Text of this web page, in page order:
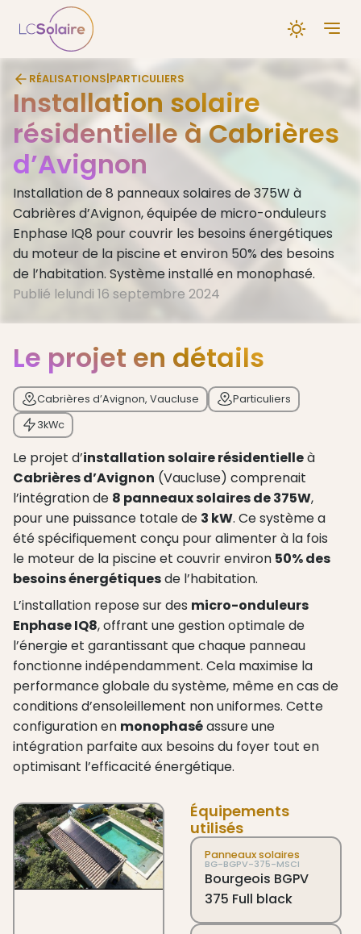
RÉALISATIONS PARTICULIERS
Installation solaire
résidentielle à Cabrières
d’Avignon
Installation de 8 panneaux solaires de 375W à
Cabrières d’Avignon, équipée de micro-onduleurs
Enphase IQ8 pour couvrir les besoins énergétiques
du moteur de la piscine et environ 50% des besoins
de l’habitation. Système installé en monophasé.
Publié lelundi 16 septembre 2024
Le projet en détails
Cabrières d’Avignon, Vaucluse
Particuliers
3kWc
Le projet d’installation solaire résidentielleà
Cabrières d’Avignon (Vaucluse) comprenait
l’intégration de 8 panneaux solaires de 375W,
pour une puissance totale de 3 kW. Ce système a
été spécifiquement conçu pour alimenter à la fois
le moteur de la piscine et couvrir environ 50% des
besoins énergétiquesde l’habitation.
L’installation repose sur des micro-onduleurs
Enphase IQ8, offrant une gestion optimale de
l’énergie et garantissant que chaque panneau
fonctionne indépendamment. Cela maximise la
performance globale du système, même en cas de
conditions d’ensoleillement non uniformes. Cette
configuration en monophaséassure une
intégration parfaite aux besoins du foyer tout en
optimisant l’efficacité énergétique.
Équipements
utilisés
Panneaux solaires
BG-BGPV-375-MSCI
Bourgeois BGPV
375 Full black